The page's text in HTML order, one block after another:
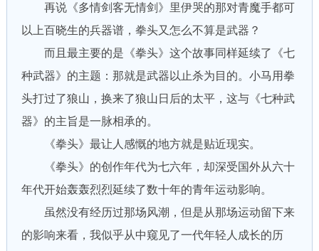
再说《多情剑客无情剑》里伊哭的那对青魔手都可
以上百晓生的兵器谱，拳头又怎么不算是武器？
而且最主要的是《拳头》这个故事同样延续了《七
种武器》的主题：那就是武器以止杀为目的。小马用拳
头打过了狼山，换来了狼山日后的太平，这与《七种武
器》的主旨是一脉相承的。
《拳头》最让人感慨的地方就是贴近现实。
《拳头》的创作年代为七六年，却深受国外从六十
年代开始轰轰烈烈延续了数十年的青年运动影响。
虽然没有经历过那场风潮，但是从那场运动留下来
的影响来看，我似乎从中窥见了一代年轻人成长的历